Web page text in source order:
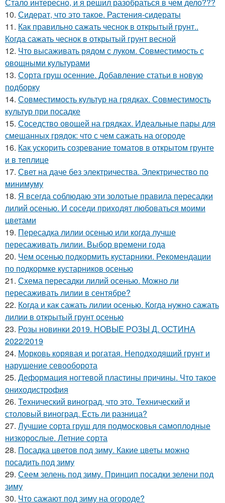
10. Сидерат, что это такое. Растения-сидераты
11. Как правильно сажать чеснок в открытый грунт..
Когда сажать чеснок в открытый грунт весной
12. Что высаживать рядом с луком. Совместимость с
овощными культурами
13. Сорта груш осенние. Добавление статьи в новую
подборку
14. Совместимость культур на грядках. Совместимость
культур при посадке
15. Соседство овощей на грядках. Идеальные пары для
смешанных грядок: что с чем сажать на огороде
16. Как ускорить созревание томатов в открытом грунте
и в теплице
17. Свет на даче без электричества. Электричество по
минимуму
18. Я всегда соблюдаю эти золотые правила пересадки
лилий осенью. И соседи приходят любоваться моими
цветами
19. Пересадка лилии осенью или когда лучше
пересаживать лилии. Выбор времени года
20. Чем осенью подкормить кустарники. Рекомендации
по подкормке кустарников осенью
21. Схема пересадки лилий осенью. Можно ли
пересаживать лилии в сентябре?
22. Когда и как сажать лилии осенью. Когда нужно сажать
лилии в открытый грунт осенью
23. Розы новинки 2019. НОВЫЕ РОЗЫ Д. ОСТИНА
2022/2019
24. Морковь корявая и рогатая. Неподходящий грунт и
нарушение севооборота
25. Деформация ногтевой пластины причины. Что такое
ониходистрофия
26. Технический виноград, что это. Технический и
столовый виноград. Есть ли разница?
27. Лучшие сорта груш для подмосковья самоплодные
низкорослые. Летние сорта
28. Посадка цветов под зиму. Какие цветы можно
посадить под зиму
29. Сеем зелень под зиму. Принцип посадки зелени под
зиму
30. Что сажают под зиму на огороде?